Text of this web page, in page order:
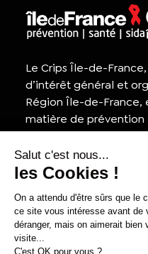
Le Crips Île-de-
d’intérêt général et
Région Île-de-France,
matière de
santé, ainsi que dans
Appel d'offres
Presse